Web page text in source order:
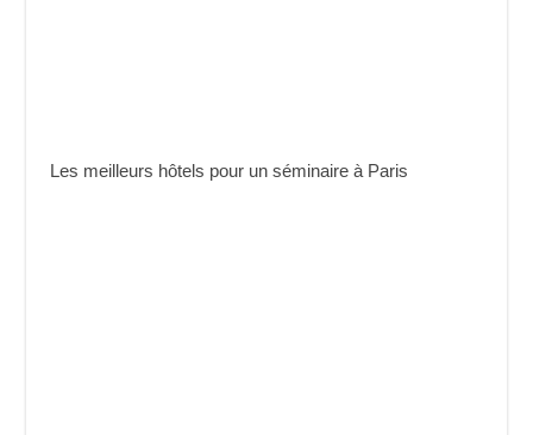
Les meilleurs hôtels pour un séminaire à Paris